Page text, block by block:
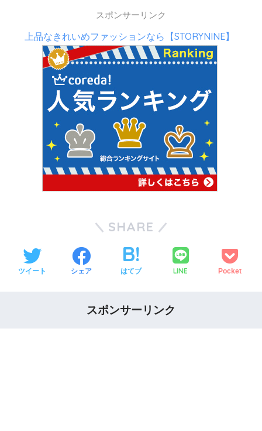
スポンサーリンク
上品なきれいめファッションなら【STORYNINE】
SHARE
ツイート シェア はてブ LINE Pocket
スポンサーリンク